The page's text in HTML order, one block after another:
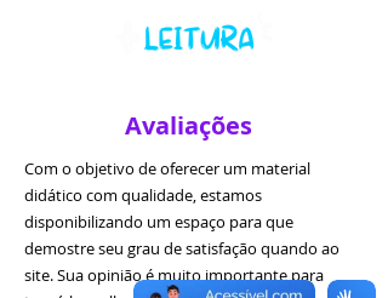
Avaliações
Com o objetivo de oferecer um material
didático com qualidade, estamos
disponibilizando um espaço para que
demostre seu grau de satisfação quando ao
site. Sua opinião é muito importante para